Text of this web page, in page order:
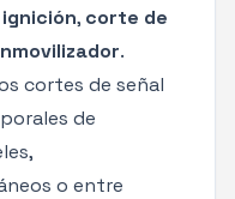
, corte de
.
cortes de señal
de
o entre